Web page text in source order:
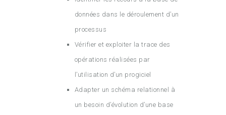
données dans le déroulement d’un
processus
Vérifier et exploiter la trace des
opérations réalisées par
l’utilisation d’un progiciel
Adapter un schéma relationnel à
un besoin d’évolution d’une base